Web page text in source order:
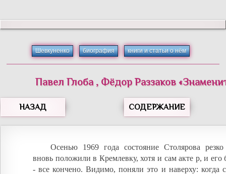
Шевкуненко биография книги и статьи о нём
Павел Глоба , Фёдор Раззаков«
НАЗАД СОДЕРЖАНИЕ
Осенью 1969 года состояние Столярова
вновь положили в Кремлевку, хотя и сам акте р, и его
- все кончено. Видимо, поняли это и наверху: когда